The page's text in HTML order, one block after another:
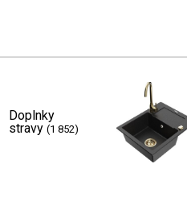
Doplnky
stravy (1 852)